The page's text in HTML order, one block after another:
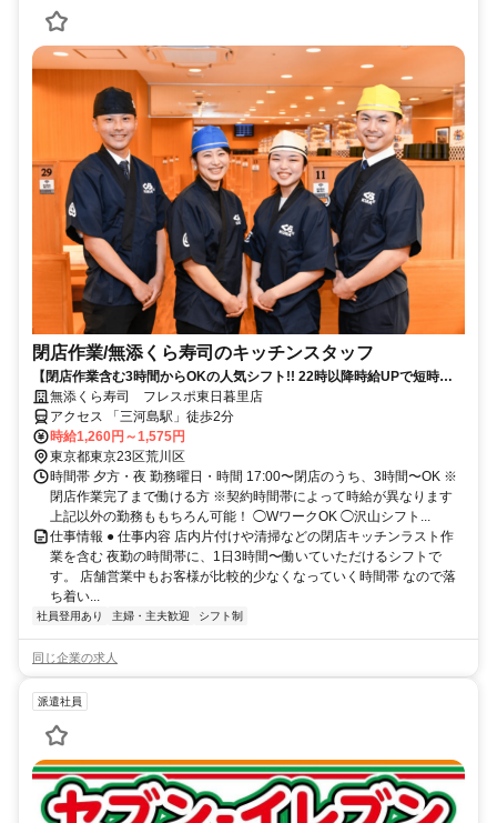
閉店作業​/無添くら寿司の​キッチンスタッフ
【閉店作業含む3時間からOKの人気シフト!! 22時以降時給UPで短時間
で稼げる】
無添くら寿司 フレスポ東日暮里店
アクセス 「三河島駅」徒歩2分
時給1,260円～1,575円
東京都東京23区荒川区
時間帯 夕方・夜 勤務曜日・時間 17:00〜閉店のうち、3時間〜OK ※
閉店作業完了まで働ける方 ※契約時間帯によって時給が異なります
上記以外の勤務ももちろん可能！ ◯WワークOK ◯沢山シフト...
仕事情報 ● 仕事内容 店内片付けや清掃などの閉店キッチンラスト作
業を含む 夜勤の時間帯に、1日3時間〜働いていただけるシフトで
す。 店舗営業中もお客様が比較的少なくなっていく時間帯 なので落
ち着い...
社員登用あり 主婦・主夫歓迎 シフト制
同じ企業の求人
派遣社員